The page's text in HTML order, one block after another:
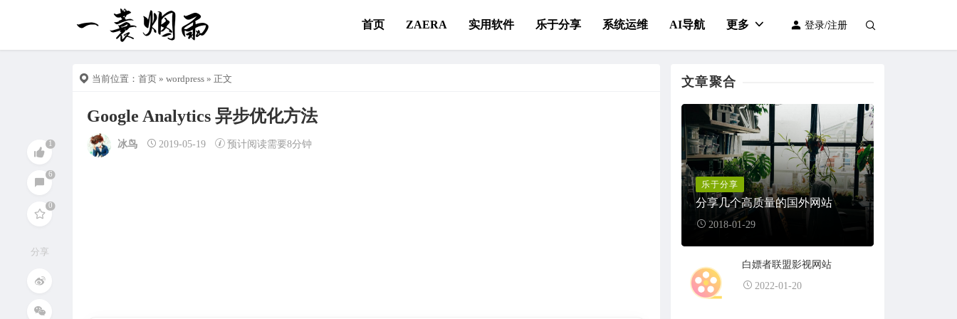
首页 ZAERA 实用软件 乐于分享 系统运维 AI导航 更多 登录/注册
当前位置： 首页 » wordpress » 正文
Google Analytics 异步优化方法
冰鸟 2019-05-19 预计阅读需要8分钟
文章聚合
乐于分享
分享几个高质量的国外网站
2018-01-29
白嫖者联盟影视网站
2022-01-20
分享